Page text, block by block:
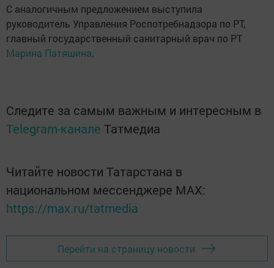
С аналогичным предложением выступила
руководитель Управления Роспотребнадзора по РТ,
главный государственный санитарный врач по РТ
Марина Патяшина.
Следите за самым важным и интересным в
Telegram-канале Татмедиа
Читайте новости Татарстана в
национальном мессенджере MАХ:
https://max.ru/tatmedia
Перейти на страницу новости